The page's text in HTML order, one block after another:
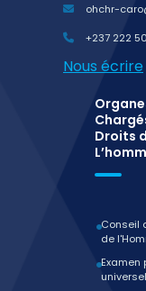
ohchr-
+237 222
Nous écrire
Droits
Conseil
de
Examen
universel